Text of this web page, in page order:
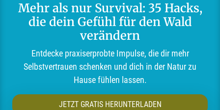
Mehr als nur Survival: 35 Hacks,
die dein Gefühl für den Wald
verändern
Entdecke praxiserprobte Impulse, die dir mehr
Selbstvertrauen schenken und dich in der Natur zu
Hause fühlen lassen.
JETZT GRATIS HERUNTERLADEN